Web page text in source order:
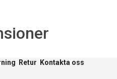
Retur Kontakta oss